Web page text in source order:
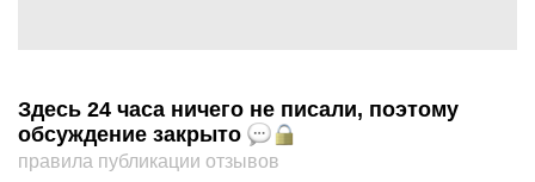
Здесь 24 часа ничего не писали, поэтому
обсуждение закрыто
правила публикации отзывов